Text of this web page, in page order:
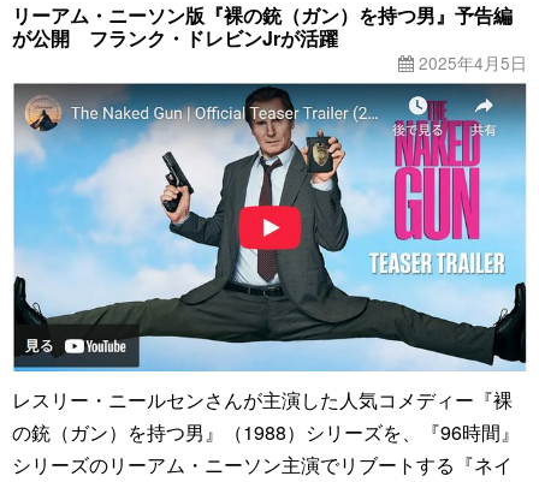
リーアム・ニーソン版『裸の銃（ガン）を持つ男』予告編
が公開 フランク・ドレビンJrが活躍
2025年4月5日
レスリー・ニールセンさんが主演した人気コメディー『裸
の銃（ガン）を持つ男』（1988）シリーズを、『96時間』
シリーズのリーアム・ニーソン主演でリブートする『ネイ